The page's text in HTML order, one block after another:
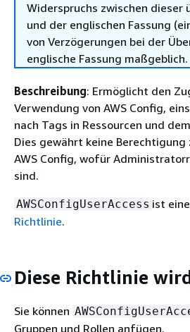
Widerspruchs zwischen dieser
und der englischen Fassung
von Verzögerungen bei der
englische Fassung maßgeblich.
Beschreibung: Ermöglicht den
Verwendung von AWS Config,
nach Tags in Ressourcen und
Dies gewährt keine
AWS Config, wofür
sind.
AWSConfigUserAccess ist eine
Richtlinie.
Diese Richtlinie
Sie können
Gruppen und Rollen anfügen.